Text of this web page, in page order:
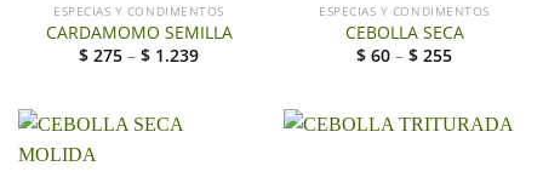
ESPECIAS Y CONDIMENTOS
CARDAMOMO SEMILLA
$ 275 – $ 1.239
ESPECIAS Y CONDIMENTOS
CEBOLLA SECA
$ 60 – $ 255